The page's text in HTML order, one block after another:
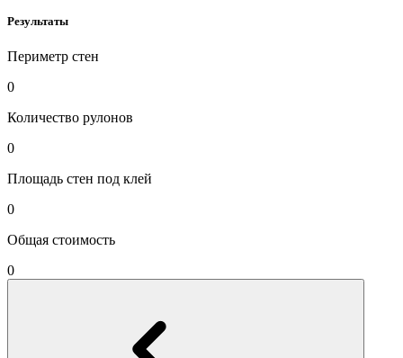
Результаты
Периметр стен
0
Количество рулонов
0
Площадь стен под клей
0
Общая стоимость
0